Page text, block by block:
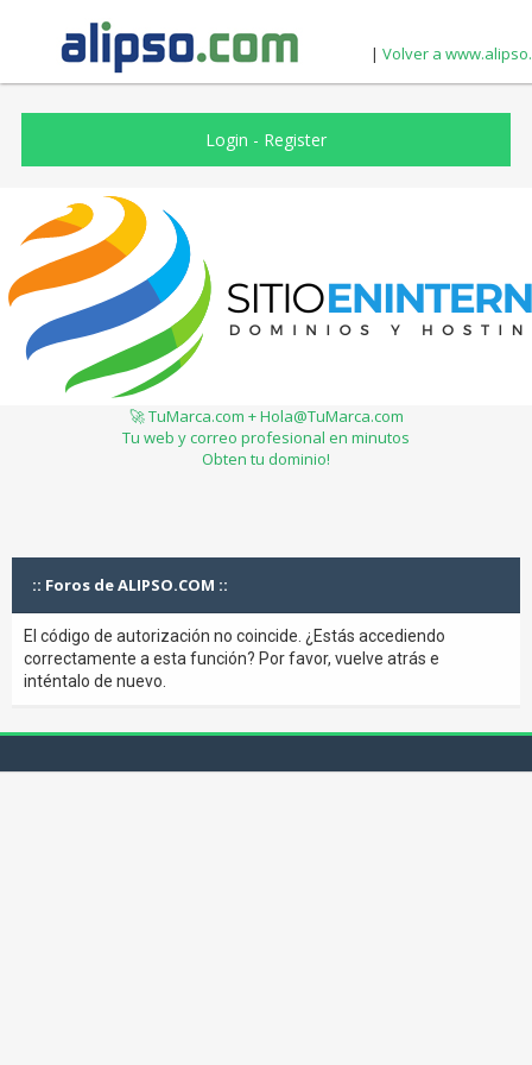
| Volver a
Login - Register
🚀 TuMarca.com + Hola@TuMarca.com
Tu web y correo profesional en minutos
Obten tu dominio!
:: Foros de ALIPSO.COM ::
El código de autorización no coincide. ¿Estás accediendo
correctamente a esta función? Por favor, vuelve atrás e
inténtalo de nuevo.